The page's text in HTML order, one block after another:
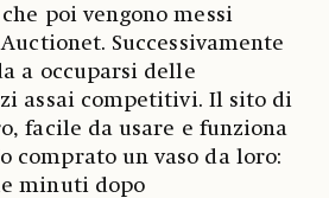
poi vengono messi
Successivamente
a occuparsi delle
assai competitivi. Il sito di
facile da usare e funziona
comprato un vaso da loro:
minuti dopo